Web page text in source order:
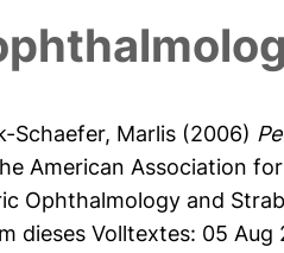
Schaefer, Marlis (2006)
American Association
Ophthalmology and
dieses Volltextes: 05 Aug